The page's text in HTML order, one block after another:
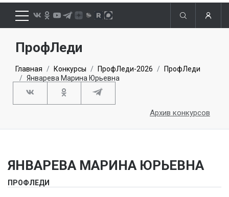
ПрофЛеди
Главная Конкурсы ПрофЛеди-2026
ПрофЛеди
Январева Марина Юрьевна
Архив конкурсов
ЯНВАРЕВА МАРИНА ЮРЬЕВНА
ПРОФЛЕДИ